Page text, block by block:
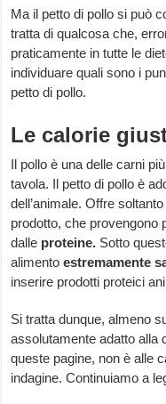
Ma il petto di pollo si può
tratta di qualcosa che,
praticamente in tutte le
individuare quali sono i
petto di pollo.
Le calorie
Il pollo è una delle carni
tavola. Il petto di pollo è
dell’animale. Offre
prodotto, che provengono
dalle proteine. Sotto
alimentoestremamente
inserire prodotti proteici
Si tratta dunque, almeno
assolutamente adatto alla
queste pagine, non è alle
indagine. Continuiamo a